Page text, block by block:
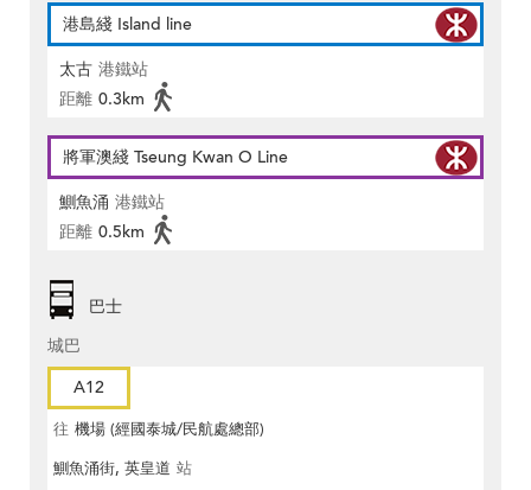
港島綫 Island line
太古 港鐵站
距離 0.3km
將軍澳綫 Tseung Kwan O Line
鰂魚涌 港鐵站
距離 0.5km
巴士
城巴
A12
往 機場 (經國泰城/民航處總部)
鰂魚涌街, 英皇道 站